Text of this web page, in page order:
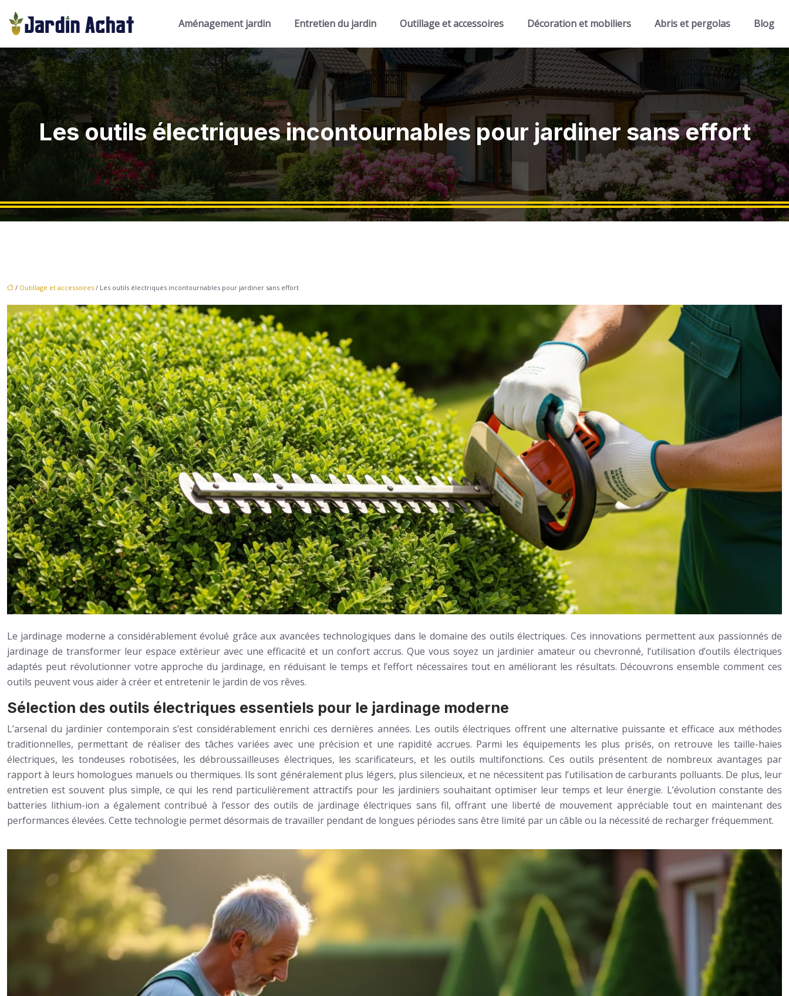
Aménagement jardin Entretien du jardin Outillage et accessoires Décoration et mobiliers Abris et pergolas Blog
Les outils électriques incontournables pour jardiner sans effort
/ Outillage et accessoires / Les outils électriques incontournables pour jardiner sans effort
Le jardinage moderne a considérablement évolué grâce aux avancées technologiques dans le domaine des outils électriques. Ces innovations permettent aux passionnés de
jardinage de transformer leur espace extérieur avec une efficacité et un confort accrus. Que vous soyez un jardinier amateur ou chevronné, l’utilisation d’outils électriques
adaptés peut révolutionner votre approche du jardinage, en réduisant le temps et l’effort nécessaires tout en améliorant les résultats. Découvrons ensemble comment ces
outils peuvent vous aider à créer et entretenir le jardin de vos rêves.
Sélection des outils électriques essentiels pour le jardinage moderne
L’arsenal du jardinier contemporain s’est considérablement enrichi ces dernières années. Les outils électriques offrent une alternative puissante et efficace aux méthodes
traditionnelles, permettant de réaliser des tâches variées avec une précision et une rapidité accrues. Parmi les équipements les plus prisés, on retrouve les taille-haies
électriques, les tondeuses robotisées, les débroussailleuses électriques, les scarificateurs, et les outils multifonctions. Ces outils présentent de nombreux avantages par
rapport à leurs homologues manuels ou thermiques. Ils sont généralement plus légers, plus silencieux, et ne nécessitent pas l’utilisation de carburants polluants. De plus, leur
entretien est souvent plus simple, ce qui les rend particulièrement attractifs pour les jardiniers souhaitant optimiser leur temps et leur énergie. L’évolution constante des
batteries lithium-ion a également contribué à l’essor des outils de jardinage électriques sans fil, offrant une liberté de mouvement appréciable tout en maintenant des
performances élevées. Cette technologie permet désormais de travailler pendant de longues périodes sans être limité par un câble ou la nécessité de recharger fréquemment.